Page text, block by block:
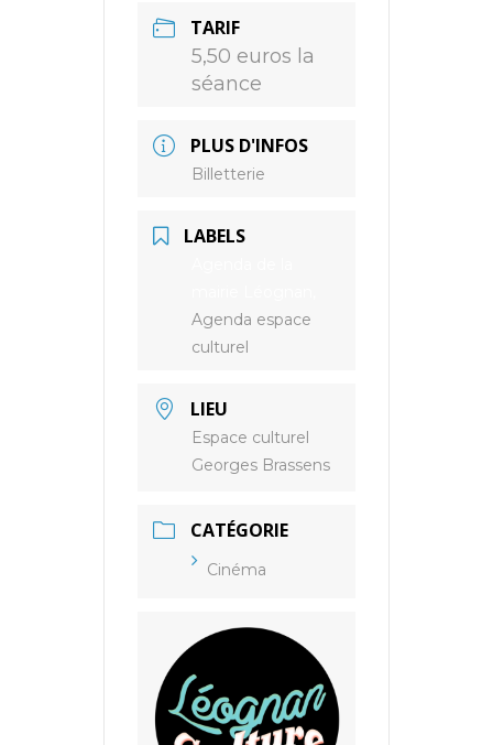
TARIF
5,50 euros la
séance
PLUS D'INFOS
Billetterie
LABELS
Agenda espace
culturel
LIEU
Espace culturel
Georges Brassens
CATÉGORIE
Cinéma